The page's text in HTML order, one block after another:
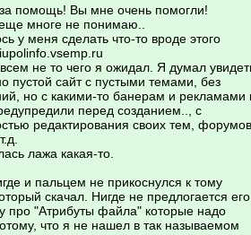
помощь! Вы мне очень помогли!
многе не понимаю..
у меня сделать что-то вроде этого
не то чего я ожидал. Я думал
пустой сайт с пустыми темами, без
но с какими-то банерам и рекламами
перед созданием.., с
редактирования своих тем,
лажа какая-то.
и пальцем не прикоснулся к тому
скачал. Нигде не предлогается
про "Атрибуты файла" которые надо
что я не нашел в так называемом